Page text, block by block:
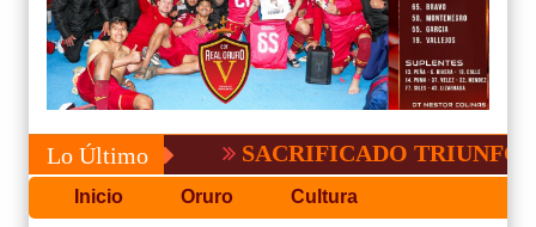
Lo Último SACRIFICADO TRIUNFO DE
Inicio Oruro Cultura